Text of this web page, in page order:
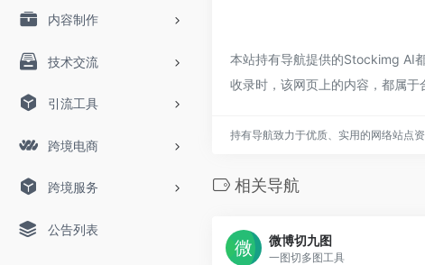
内容制作
技术交流
引流工具
跨境电商
跨境服务
公告列表
本站持有导航提供的Stockimg AI
收录时，该网页上的内容，都属于
持有导航致力于优质、实用的网络站点
相关导航
微博切九图
一图切多图工具